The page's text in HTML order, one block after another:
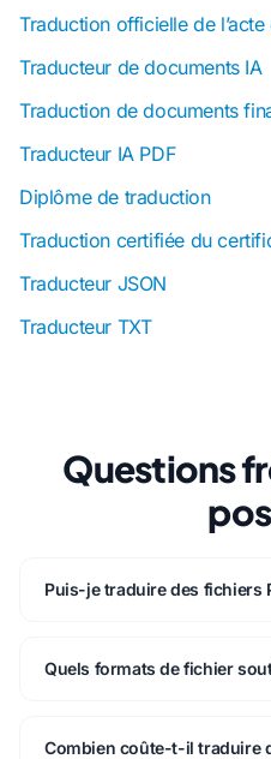
Traduction officielle de
Traducteur de documents IA
Traduction de documents
Traducteur IA PDF
Diplôme de traduction
Traduction certifiée du
Traducteur JSON
Traducteur TXT
Questions
Puis-je traduire des fichiers
Quels formats de fichier
Combien coûte-t-il traduire